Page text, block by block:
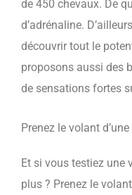
de 450 chevaux. De
d’adrénaline.
découvrir tout le
proposons aussi des
de sensations fortes
Prenez le volant
Et si vous testiez une
plus ? Prenez le